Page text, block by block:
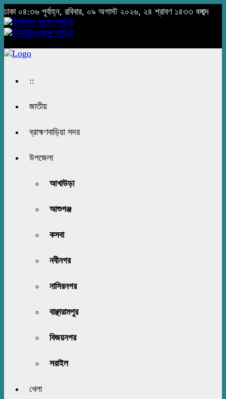
ঢাকা ০৪:৩৬ পূর্বাহ্ন, রবিবার, ০৯ অগাস্ট ২০২৬, ২৪ শ্রাবণ ১৪৩৩ বঙ্গাব্দ
::
জাতীয়
ব্রাহ্মণবাড়িয়া সদর
উপজেলা
আখাউড়া
আশুগঞ্জ
কসবা
নবীনগর
নাসিরনগর
বাঞ্ছারামপুর
বিজয়নগর
সরাইল
খেলা